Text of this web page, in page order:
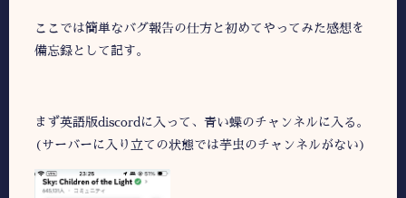
ここでは簡単なバグ報告の仕方と初めてやってみた感想を
備忘録として記す。
まず英語版discordに入って、青い蝶のチャンネルに入る。
(サーバーに入り立ての状態では芋虫のチャンネルがない)